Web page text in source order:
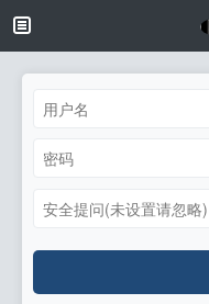
安全提问(未设置请忽略)